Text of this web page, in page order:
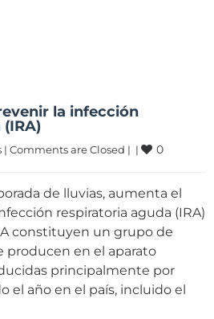
la infección
| Comments are Closed | | 0
de lluvias, aumenta el
respiratoria aguda (IRA)
constituyen un grupo de
producen en el aparato
principalmente por
el año en el país, incluido el